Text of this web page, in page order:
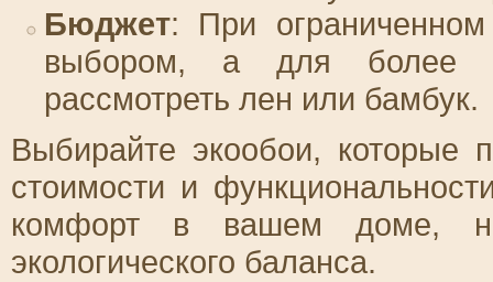
Бюджет: При
выбором, а для более
рассмотреть лен или бамбук.
Выбирайте экообои, которые
стоимости и
комфорт в вашем доме,
экологического баланса.